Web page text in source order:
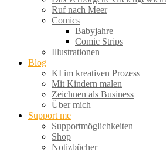
Ruf nach Meer
Comics
Babyjahre
Comic Strips
Illustrationen
Blog
KI im kreativen Prozess
Mit Kindern malen
Zeichnen als Business
Über mich
Support me
Supportmöglichkeiten
Shop
Notizbücher